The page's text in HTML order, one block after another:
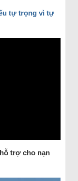
tự trọng vì tự
trợ cho nạn